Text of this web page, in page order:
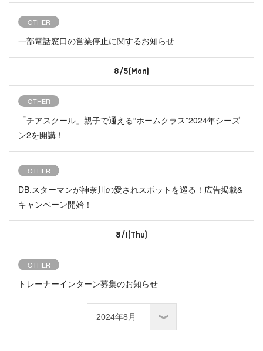
OTHER
一部電話窓口の営業停止に関するお知らせ
8/5(Mon)
OTHER
「チアスクール」親子で通える“ホームクラス”2024年シーズ
ン2を開講！
OTHER
DB.スターマンが神奈川の愛されスポットを巡る！広告掲載&
キャンペーン開始！
8/1(Thu)
OTHER
トレーナーインターン募集のお知らせ